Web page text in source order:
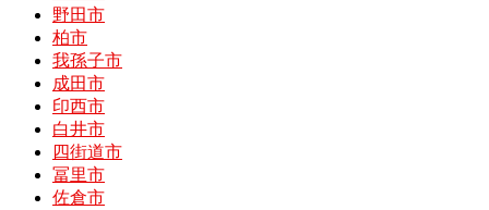
野田市
柏市
我孫子市
成田市
印西市
白井市
四街道市
冨里市
佐倉市